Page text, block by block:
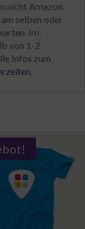
nicht Amazon.
selben oder
Im
von 1-2
Infos zum
.